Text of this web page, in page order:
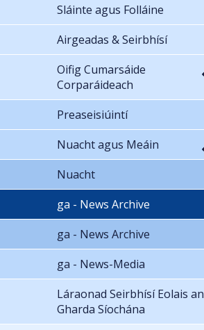
Sláinte agus Folláine
Airgeadas & Seirbhísí
Oifig Cumarsáide
Corparáideach
Preaseisiúintí
Nuacht agus Meáin
Nuacht
ga - News Archive
ga - News Archive
ga - News-Media
Láraonad Seirbhísí Eolais an
Gharda Síochána